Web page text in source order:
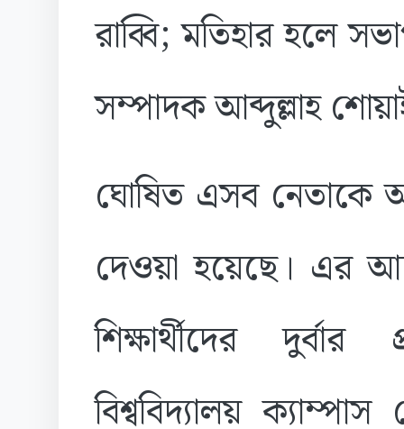
রাব্বি; মতিহার হলে
সম্পাদক আব্দুল্লাহ
ঘোষিত এসব নেতাকে
দেওয়া হয়েছে। এর
শিক্ষার্থীদের
বিশ্ববিদ্যালয়